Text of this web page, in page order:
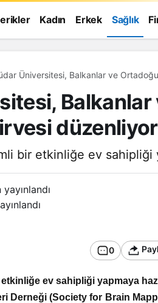
Kadın Erkek Sağlık
Üniversitesi, Balkanlar ve
düzenliyor
bir etkinliğe ev sahipliği
0
ev sahipliği yapmaya
Derneği (Society for Brain